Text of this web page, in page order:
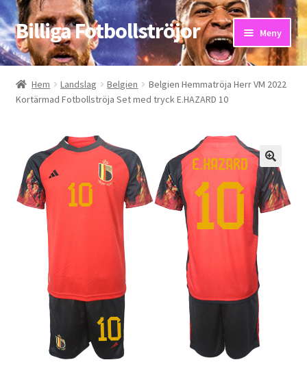
Hoppa
till
navigering
Hoppa
till
innehåll
Billiga Fotbollströjor Meny
Hem
Bloggar
Kassa
Kontakta oss
Mitt konto
Storleksguiden
Varukorg
Hem Landslag Belgien
Belgien Hemmatröja Herr VM 2022
Kortärmad Fotbollströja Set med tryck E.HAZARD 10